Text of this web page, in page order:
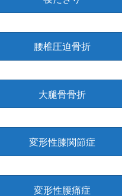
腰椎圧迫骨折
大腿骨骨折
変形性膝関節症
変形性腰痛症